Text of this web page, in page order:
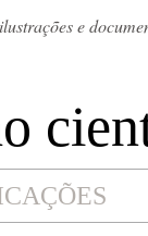
ilustrações e